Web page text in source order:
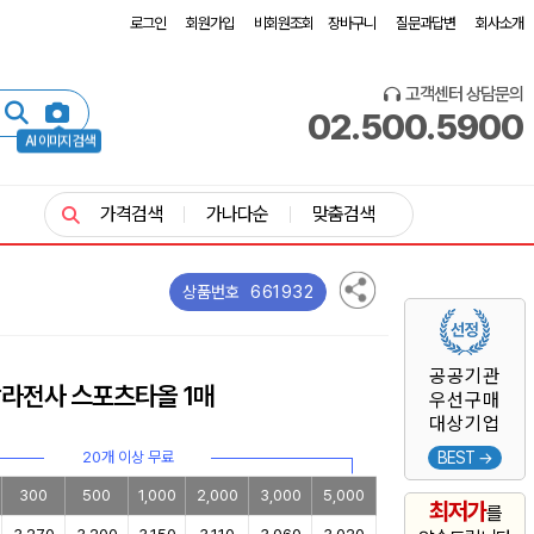
로그인 회원가입 비회원조회 장바구니 질문과답변 회사소개
AI 이미지 검색
고객센터 상담문의
02.500.5900
공공기관
우선구매
대상기업
BEST →
최저가를
가격검색 가나다순 맞춤검색
상품번호 661932
전사 스포츠타올 1매
20개 이상 무료
300 500 1,000 2,000 3,000 5,000